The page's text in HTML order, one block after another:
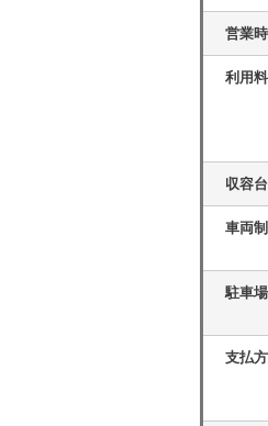
営業
利用
収容
車両
駐車
支払